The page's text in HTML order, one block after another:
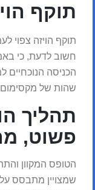
תוקף
חשוב לדעת, כי
הכניסה הנוכחיים
שהות של מקסימום 90 ימים בתקופה של 180 ימים.
תהליך
פשוט,
הטופס המקוון
שמצויין מתבסס